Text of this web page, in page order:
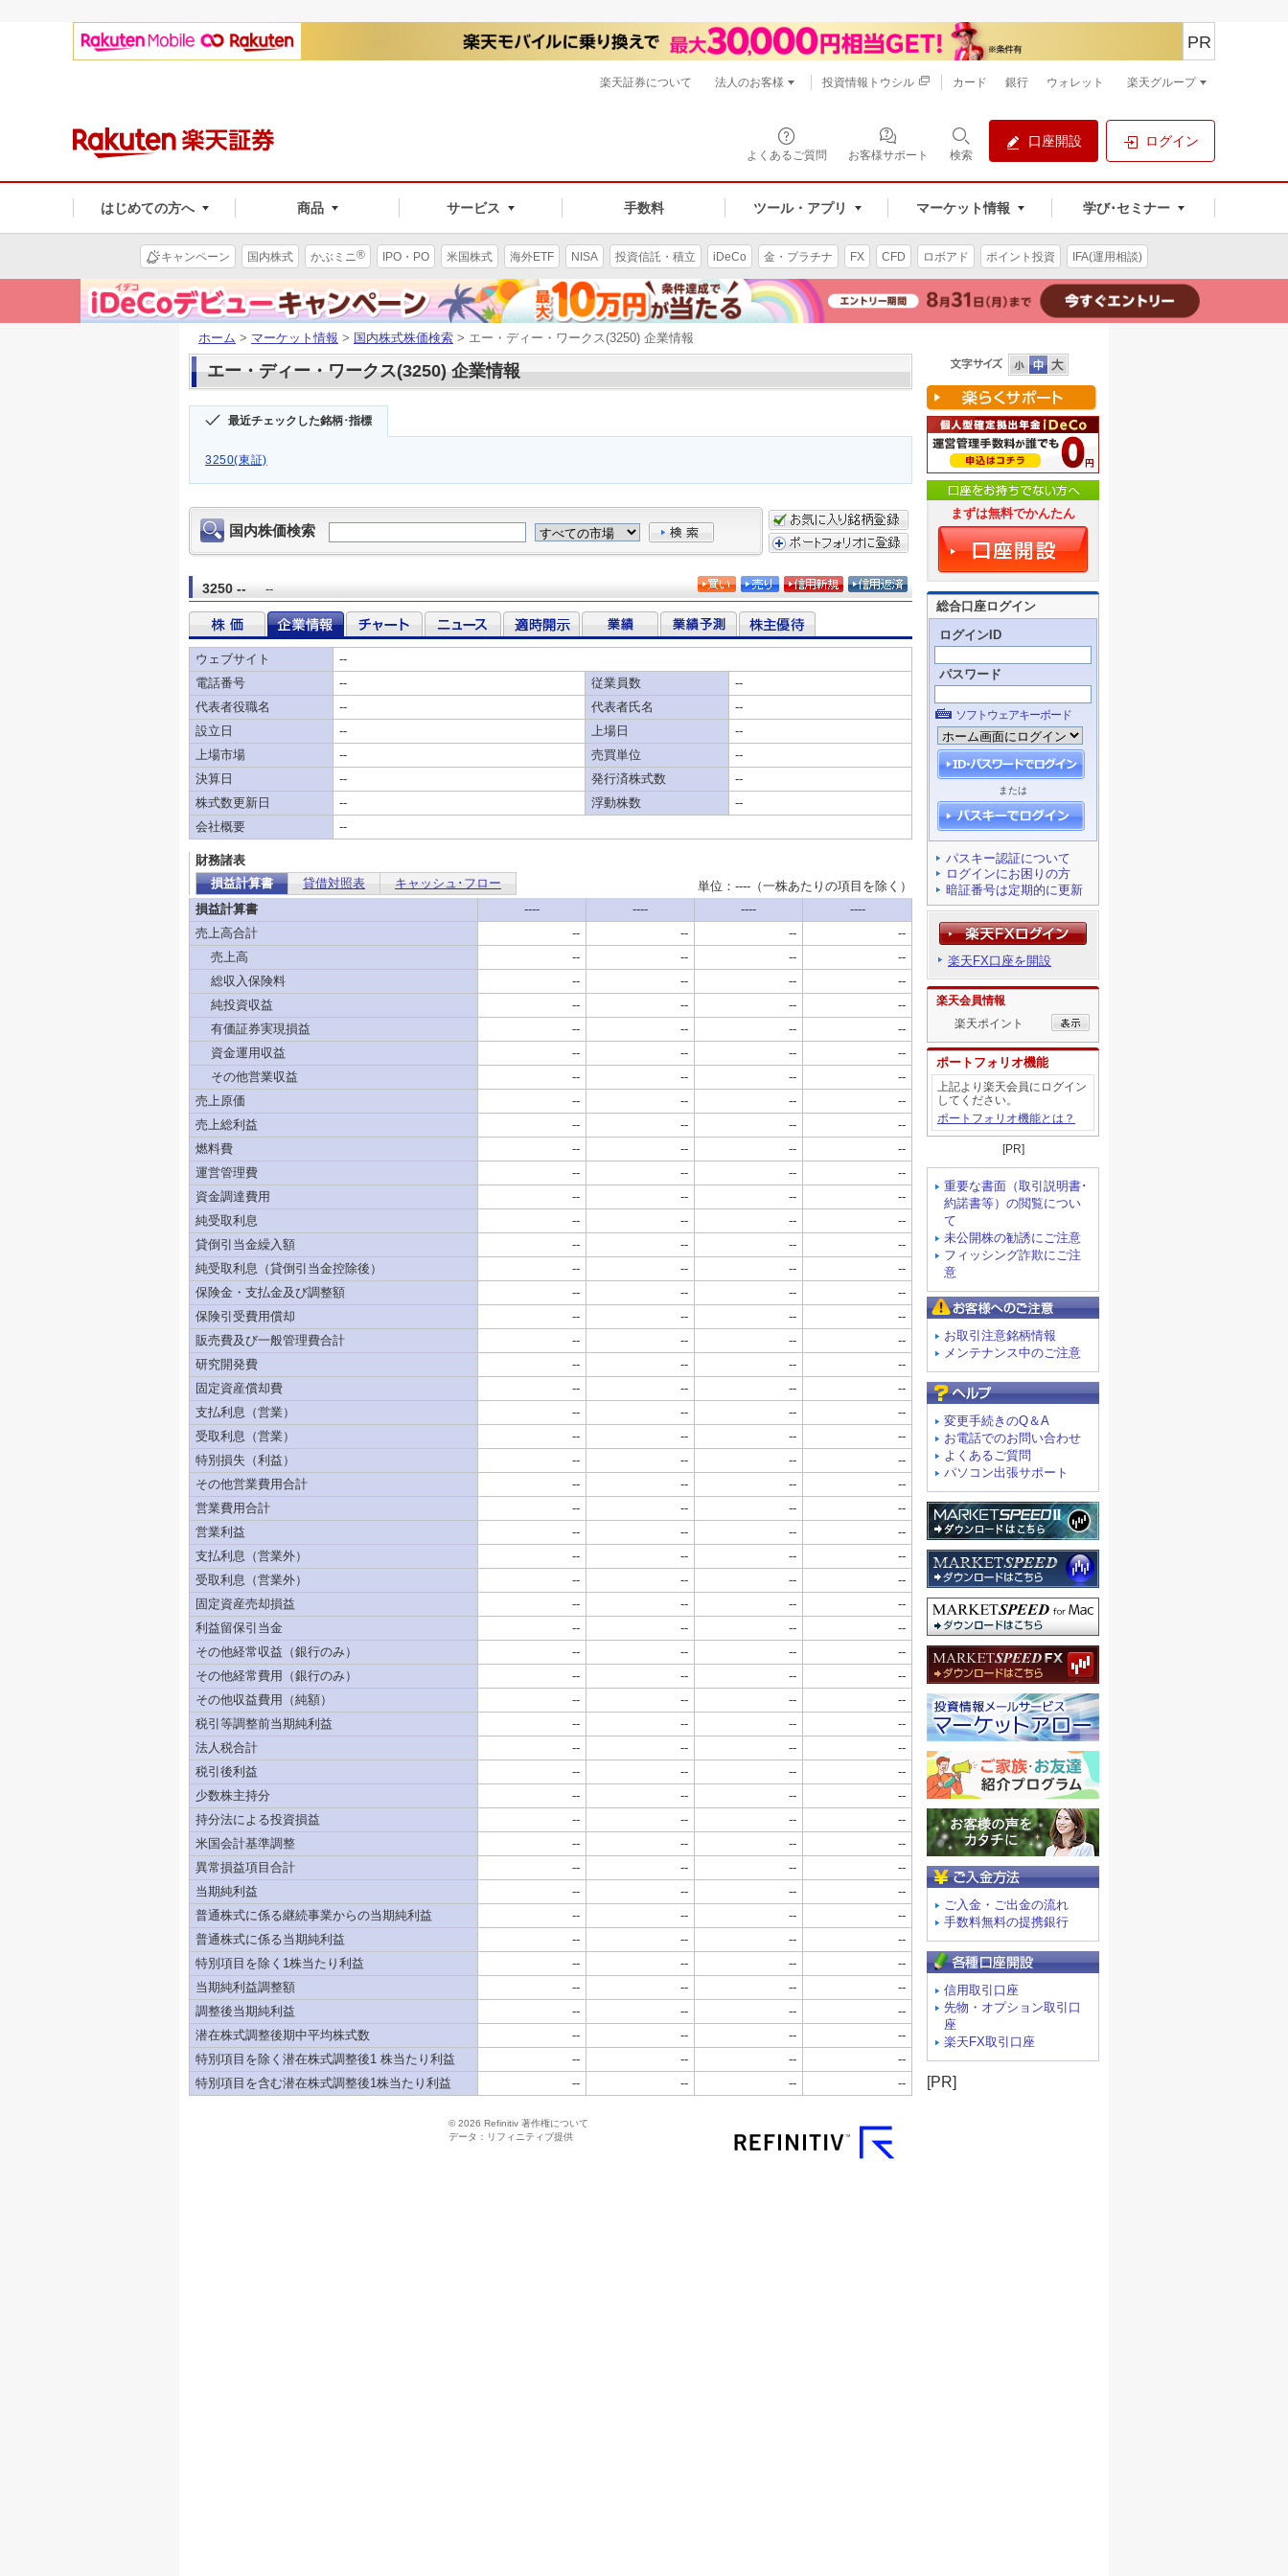
よくあるご質問 お客様サポート 検索
口座開設 ログイン
はじめての方へ 商品 サービス 手数料 ツール・アプリ マーケット情報 学び･セミナー
PR
楽天証券について 法人のお客様 投資情報トウシル カード 銀行 ウォレット 楽天グループ
キャンペーン 国内株式 かぶミニ® IPO・PO 米国株式 海外ETF NISA 投資信託・積立 iDeCo 金・プラチナ FX CFD ロボアド ポイント投資 IFA(運用相談)
ホーム > マーケット情報 > 国内株式株価検索 > エー・ディー・ワークス(3250) 企業情報
エー・ディー・ワークス(3250) 企業情報
最近チェックした銘柄･指標
3250(東証)
まずは無料でかんたん
総合口座ログイン
ログインID
パスワード
ソフトウェアキーボード
または
パスキー認証について
ログインにお困りの方
暗証番号は定期的に更新
楽天FX口座を開設
楽天会員情報
楽天ポイント
ポートフォリオ機能
上記より楽天会員にログイン
してください。
ポートフォリオ機能とは？
[PR]
重要な書面（取引説明書･
約諾書等）の閲覧につい
て
未公開株の勧誘にご注意
フィッシング詐欺にご注
意
お取引注意銘柄情報
メンテナンス中のご注意
変更手続きのQ＆A
お電話でのお問い合わせ
よくあるご質問
パソコン出張サポート
ご入金・ご出金の流れ
手数料無料の提携銀行
信用取引口座
先物・オプション取引口
座
楽天FX取引口座
[PR]